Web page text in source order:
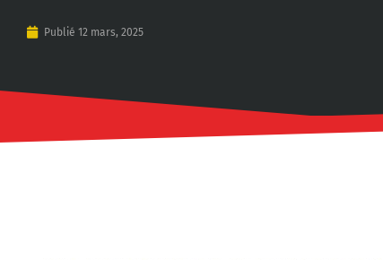
Publié 12 mars, 2025